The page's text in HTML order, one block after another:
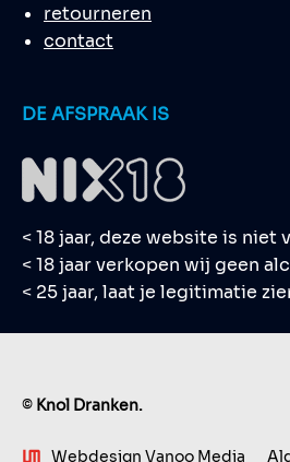
retourneren
contact
DE AFSPRAAK IS
< 18 jaar, deze website is niet
< 18 jaar verkopen wij geen
< 25 jaar, laat je legitimatie
© Knol Dranken.
Webdesign Vanoo Media